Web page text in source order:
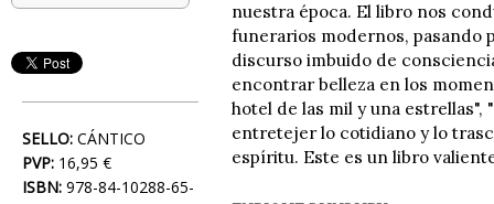
SELLO: CÁNTICO
PVP: 16,95 €
ISBN: 978-84-10288-65-
nuestra época. El libro nos
funerarios modernos, pasando
discurso imbuido de
encontrar belleza en los
hotel de las mil y una
entretejer lo cotidiano y lo
espíritu. Este es un libro